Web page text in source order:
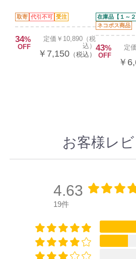
取寄 代引不可 受注
34%
OFF
定価￥10,890（税
込）
￥7,150 （税込）
在庫品【１～
ネコポス商品
43%
OFF
定
￥
お客様レ
4.63
19件